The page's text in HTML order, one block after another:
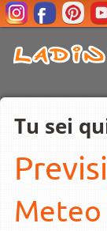
Tu sei
Meteo